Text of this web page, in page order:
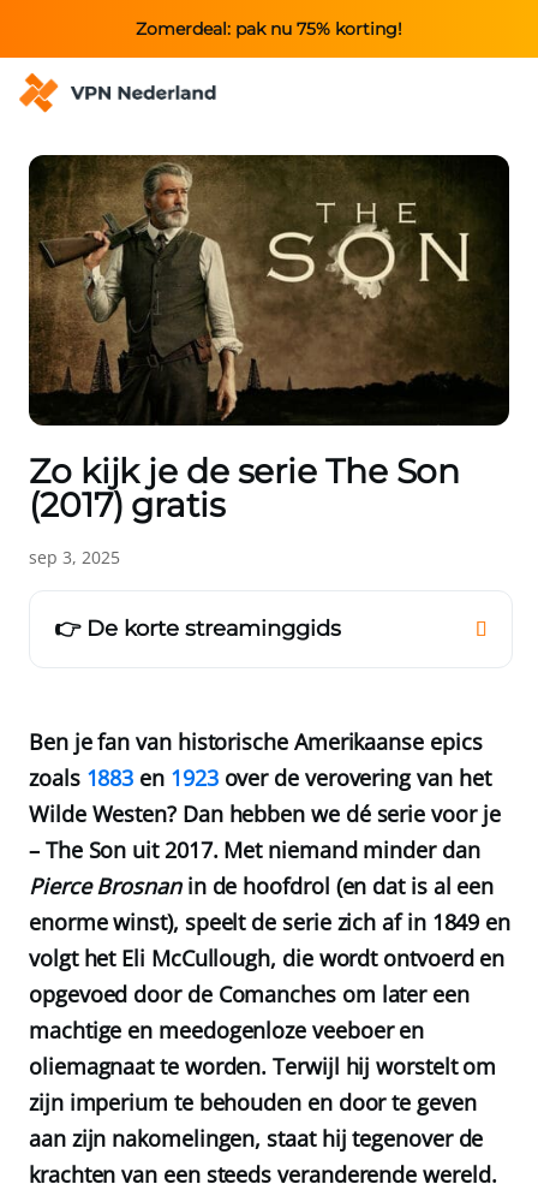
Zomerdeal: pak nu 75% korting!
Zo kijk je de serie The Son
(2017) gratis
sep 3, 2025
👉 De korte streaminggids
Ben je fan van historische Amerikaanse epics
zoals 1883 en 1923over de verovering van het
Wilde Westen? Dan hebben we dé serie voor je
– The Son uit 2017. Met niemand minder dan
Pierce Brosnanin de hoofdrol (en dat is al een
enorme winst), speelt de serie zich af in 1849 en
volgt het Eli McCullough, die wordt ontvoerd en
opgevoed door de Comanches om later een
machtige en meedogenloze veeboer en
oliemagnaat te worden. Terwijl hij worstelt om
zijn imperium te behouden en door te geven
aan zijn nakomelingen, staat hij tegenover de
krachten van een steeds veranderende wereld.